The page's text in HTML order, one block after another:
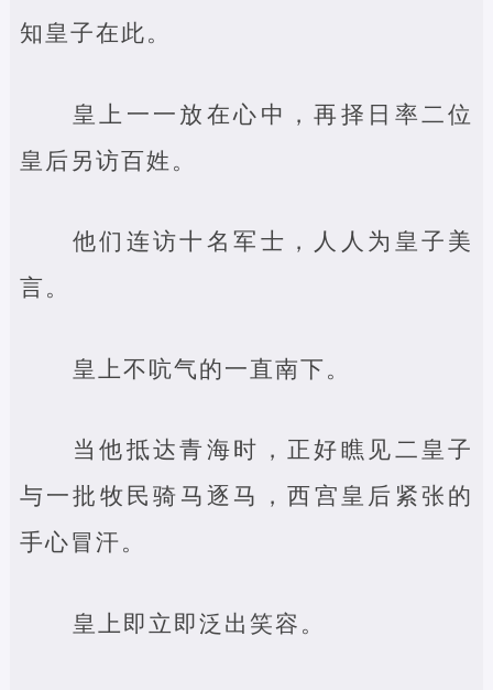
知皇子在此。
皇上一一放在心中，再择日率二位
皇后另访百姓。
他们连访十名军士，人人为皇子美
言。
皇上不吭气的一直南下。
当他抵达青海时，正好瞧见二皇子
与一批牧民骑马逐马，西宫皇后紧张的
手心冒汗。
皇上即立即泛出笑容。